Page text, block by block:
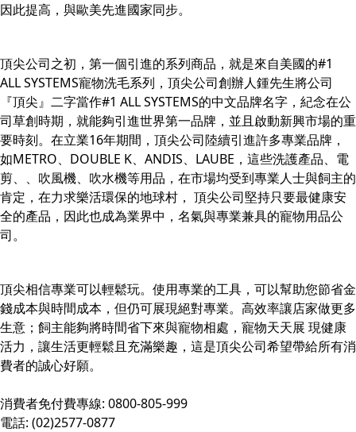
因此提高，與歐美先進國家同步。
頂尖公司之初，第一個引進的系列商品，就是來自美國的#1
ALL SYSTEMS寵物洗毛系列，頂尖公司創辦人鍾先生將公司
『頂尖』二字當作#1 ALL SYSTEMS的中文品牌名字，紀念在公
司草創時期，就能夠引進世界第一品牌，並且啟動新興市場的重
要時刻。在立業16年期間，頂尖公司陸續引進許多專業品牌，
如METRO、DOUBLE K、ANDIS、LAUBE，這些洗護產品、電
剪、、吹風機、吹水機等用品，在市場均受到專業人士與飼主的
肯定，在力求樂活環保的地球村， 頂尖公司堅持只要最健康安
全的產品，因此也成為業界中，名氣與專業兼具的寵物用品公
司。
頂尖相信專業可以輕鬆玩。使用專業的工具，可以幫助您節省金
錢成本與時間成本，但仍可展現絕對專業。高效率讓店家做更多
生意；飼主能夠將時間省下來與寵物相處，寵物天天展 現健康
活力，讓生活更輕鬆且充滿樂趣，這是頂尖公司希望帶給所有消
費者的誠心好願。
消費者免付費專線: 0800-805-999
電話: (02)2577-0877